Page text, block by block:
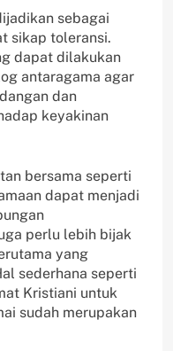
sebagai
sikap toleransi.
dapat dilakukan
antaragama agar
dan
keyakinan
bersama seperti
dapat menjadi
perlu lebih bijak
yang
sederhana seperti
Kristiani untuk
sudah merupakan